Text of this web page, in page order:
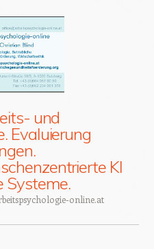
und
Evaluierung
KI
Systeme.
online.at